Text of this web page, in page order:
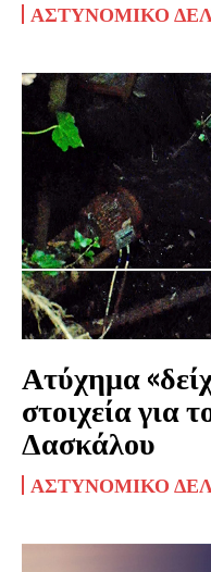
ΑΣΤΥΝΟΜΙΚΌ
Ατύχημα
στοιχεία για
Δασκάλου
ΑΣΤΥΝΟΜΙΚΌ